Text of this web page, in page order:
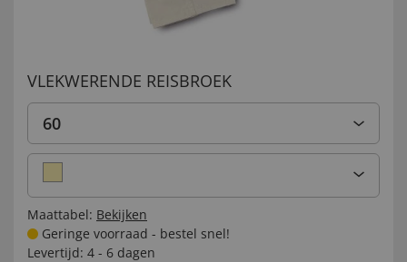
VLEKWERENDE REISBROEK
60
Maattabel: Bekijken
Geringe voorraad - bestel snel!
Levertijd: 4 - 6 dagen